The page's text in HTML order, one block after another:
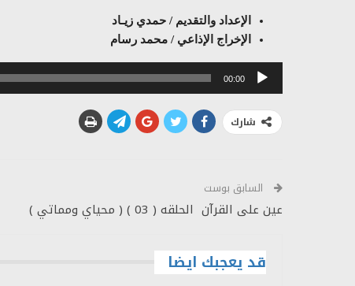
الإعداد والتقديم / حمدي زيـاد
الإخراج الإذاعي / محمد رسام
مشغل
00:00
شارك
السابق بوست
عين على القرآن الحلقه ( 03 ) ( محياي ومماتي )
قد يعجبك ايضا